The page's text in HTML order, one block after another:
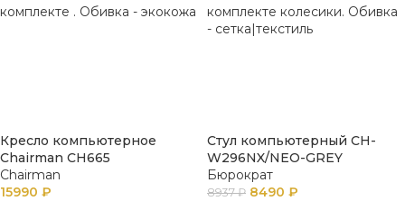
Кресло компьютерное
Chairman CH665
Chairman
15990 ₽
Стул компьютерный CH-
W296NX/NEO-GREY
Бюрократ
8937₽ 8490 ₽